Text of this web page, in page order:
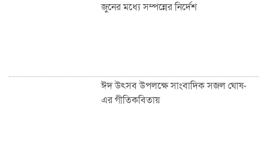
জুনের মধ্যে সম্পন্নের নির্দেশ
ঈদ উৎসব উপলক্ষে সাংবাদিক সজল ঘোষ-
এর গীতিকবিতায়